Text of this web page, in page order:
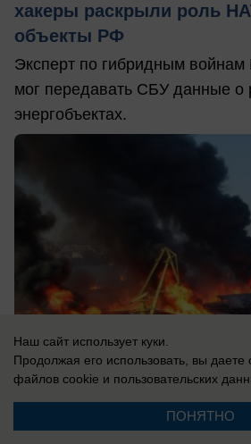
хакеры раскрыли роль
объекты РФ
Эксперт по гибридным войнам
мог передавать СБУ данные о
энергобъектах.
07.08.2026
Наш сайт использует куки.
Продолжая его использовать, вы даете
файлов cookie и пользовательских
ПОНЯТНО